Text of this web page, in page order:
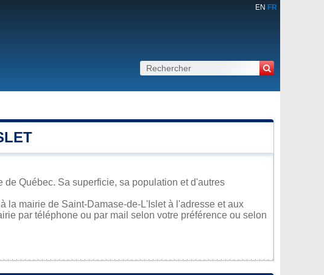
EN FR
Québec. Sa superficie, sa population et d'autres
la mairie de Saint-Damase-de-L'Islet à l'adresse et aux
par téléphone ou par mail selon votre préférence ou selon